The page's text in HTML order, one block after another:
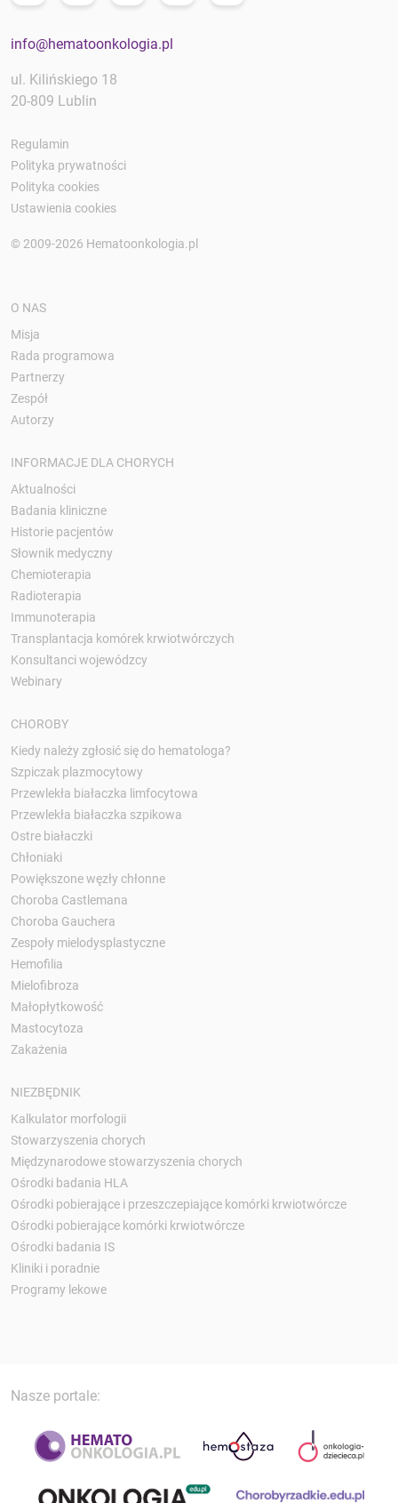
info@hematoonkologia.pl
ul. Kilińskiego 18
20-809 Lublin
Regulamin
Polityka prywatności
Polityka cookies
Ustawienia cookies
© 2009-2026 Hematoonkologia.pl
O NAS
Misja
Rada programowa
Partnerzy
Zespół
Autorzy
INFORMACJE DLA CHORYCH
Aktualności
Badania kliniczne
Historie pacjentów
Słownik medyczny
Chemioterapia
Radioterapia
Immunoterapia
Transplantacja komórek krwiotwórczych
Konsultanci wojewódzcy
Webinary
CHOROBY
Kiedy należy zgłosić się do hematologa?
Szpiczak plazmocytowy
Przewlekła białaczka limfocytowa
Przewlekła białaczka szpikowa
Ostre białaczki
Chłoniaki
Powiększone węzły chłonne
Choroba Castlemana
Choroba Gauchera
Zespoły mielodysplastyczne
Hemofilia
Mielofibroza
Małopłytkowość
Mastocytoza
Zakażenia
NIEZBĘDNIK
Kalkulator morfologii
Stowarzyszenia chorych
Międzynarodowe stowarzyszenia chorych
Ośrodki badania HLA
Ośrodki pobierające i przeszczepiające komórki krwiotwórcze
Ośrodki pobierające komórki krwiotwórcze
Ośrodki badania IS
Kliniki i poradnie
Programy lekowe
Nasze portale: